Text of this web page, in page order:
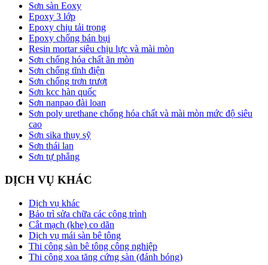
Sơn sàn Eoxy
Epoxy 3 lớp
Epoxy chịu tải trọng
Epoxy chống bán bụi
Resin mortar siêu chịu lực và mài mòn
Sơn chống hóa chất ăn mòn
Sơn chống tĩnh điện
Sơn chống trơn trượt
Sơn kcc hàn quốc
Sơn nanpao đài loan
Sơn poly urethane chống hóa chất và mài mòn mức độ siêu
cao
Sơn sika thụy sỹ
Sơn thái lan
Sơn tự phẳng
DỊCH VỤ KHÁC
Dịch vụ khác
Bảo trì sửa chữa các công trình
Cắt mạch (khe) co dãn
Dịch vụ mái sàn bê tông
Thi công sàn bê tông công nghiệp
Thi công xoa tăng cứng sàn (đánh bóng)